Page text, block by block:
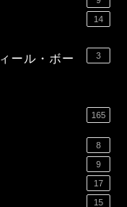
14
ール・ボー
3
165
8
9
17
15